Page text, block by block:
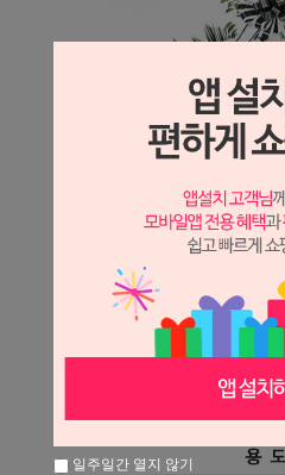
일주일간 열지 않기